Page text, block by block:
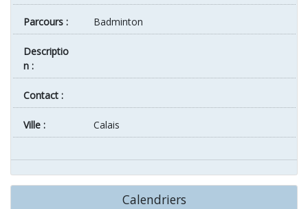
Parcours : Badminton
Descriptio
n :
Contact :
ville : Calais
Calendriers